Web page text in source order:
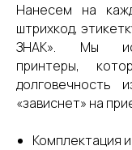
Нанесем на
штрихкод,
ЗНАК». Мы
принтеры,
долговечность
«зависнет» на
Комплектация